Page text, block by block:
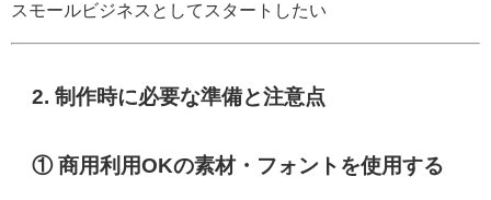
スモールビジネスとしてスタートしたい
2. 制作時に必要な準備と注意点
① 商用利用OKの素材・フォントを使用する